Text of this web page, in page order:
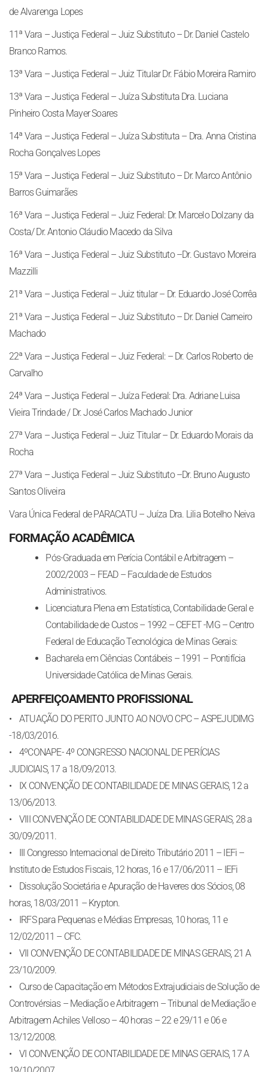
de Alvarenga Lopes
11ª Vara – Justiça Federal – Juiz Substituto – Dr. Daniel Castelo
Branco Ramos.
13ª Vara – Justiça Federal – Juiz Titular Dr. Fábio Moreira Ramiro
13ª Vara – Justiça Federal – Juíza Substituta Dra. Luciana
Pinheiro Costa Mayer Soares
14ª Vara – Justiça Federal – Juíza Substituta – Dra. Anna Cristina
Rocha Gonçalves Lopes
15ª Vara – Justiça Federal – Juiz Substituto – Dr. Marco Antônio
Barros Guimarães
16ª Vara – Justiça Federal – Juiz Federal: Dr. Marcelo Dolzany da
Costa/ Dr. Antonio Cláudio Macedo da Silva
16ª Vara – Justiça Federal – Juiz Substituto –Dr. Gustavo Moreira
Mazzilli
21ª Vara – Justiça Federal – Juiz titular – Dr. Eduardo José Corrêa
21ª Vara – Justiça Federal – Juiz Substituto – Dr. Daniel Carneiro
Machado
22ª Vara – Justiça Federal – Juiz Federal: – Dr. Carlos Roberto de
Carvalho
24ª Vara – Justiça Federal – Juíza Federal: Dra. Adriane Luisa
Vieira Trindade / Dr. José Carlos Machado Junior
27ª Vara – Justiça Federal – Juiz Titular – Dr. Eduardo Morais da
Rocha
27ª Vara – Justiça Federal – Juiz Substituto –Dr. Bruno Augusto
Santos Oliveira
Vara Única Federal de PARACATU – Juíza Dra. Lilia Botelho Neiva
FORMAÇÃO ACADÊMICA
Pós-Graduada em Perícia Contábil e Arbitragem –
2002/2003 – FEAD – Faculdade de Estudos
Administrativos.
Licenciatura Plena em Estatística, Contabilidade Geral e
Contabilidade de Custos – 1992 – CEFET -MG – Centro
Federal de Educação Tecnológica de Minas Gerais:
Bacharela em Ciências Contábeis – 1991 – Pontifícia
Universidade Católica de Minas Gerais.
APERFEIÇOAMENTO PROFISSIONAL
• ATUAÇÃO DO PERITO JUNTO AO NOVO CPC – ASPEJUDIMG
-18/03/2016.
• 4ºCONAPE- 4º CONGRESSO NACIONAL DE PERÍCIAS
JUDICIAIS, 17 a 18/09/2013.
• IX CONVENÇÃO DE CONTABILIDADE DE MINAS GERAIS, 12 a
13/06/2013.
• VIII CONVENÇÃO DE CONTABILIDADE DE MINAS GERAIS, 28 a
30/09/2011.
• III Congresso Internacional de Direito Tributário 2011 – IEFi –
Instituto de Estudos Fiscais, 12 horas, 16 e 17/06/2011 – IEFi
• Dissolução Societária e Apuração de Haveres dos Sócios, 08
horas, 18/03/2011 – Krypton.
• IRFS para Pequenas e Médias Empresas, 10 horas, 11 e
12/02/2011 – CFC.
• VII CONVENÇÃO DE CONTABILIDADE DE MINAS GERAIS, 21 A
23/10/2009.
• Curso de Capacitação em Métodos Extrajudiciais de Solução de
Controvérsias – Mediação e Arbitragem – Tribunal de Mediação e
Arbitragem Achiles Velloso – 40 horas – 22 e 29/11 e 06 e
13/12/2008.
• VI CONVENÇÃO DE CONTABILIDADE DE MINAS GERAIS, 17 A